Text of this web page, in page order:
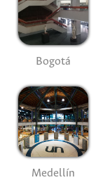
Bogotá
Medellín